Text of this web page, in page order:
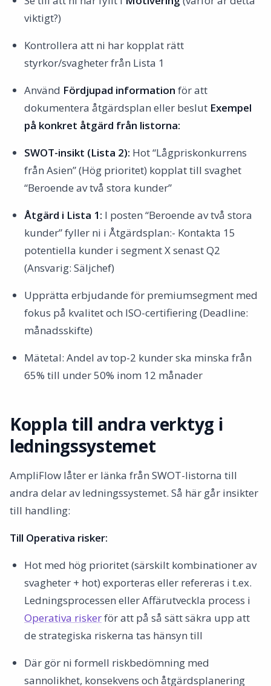
viktigt?)
Kontrollera att ni har kopplat rätt
styrkor/svagheter från Lista 1
Använd Fördjupad information för att
dokumentera åtgärdsplan eller beslut Exempel
på konkret åtgärd från listorna:
SWOT-insikt (Lista 2): Hot “Lågpriskonkurrens
från Asien” (Hög prioritet) kopplat till svaghet
“Beroende av två stora kunder”
Åtgärd i Lista 1: I posten “Beroende av två stora
kunder” fyller ni i Åtgärdsplan:- Kontakta 15
potentiella kunder i segment X senast Q2
(Ansvarig: Säljchef)
Upprätta erbjudande för premiumsegment med
fokus på kvalitet och ISO-certifiering (Deadline:
månadsskifte)
Mätetal: Andel av top-2 kunder ska minska från
65% till under 50% inom 12 månader
Koppla till andra verktyg i
ledningssystemet
AmpliFlow låter er länka från SWOT-listorna till
andra delar av ledningssystemet. Så här går insikter
till handling:
Till Operativa risker:
Hot med hög prioritet (särskilt kombinationer av
svagheter + hot) exporteras eller refereras i t.ex.
Ledningsprocessen eller Affärutveckla process i
Operativa riskerför att på så sätt säkra upp att
de strategiska riskerna tas hänsyn till
Där gör ni formell riskbedömning med
sannolikhet, konsekvens och åtgärdsplanering